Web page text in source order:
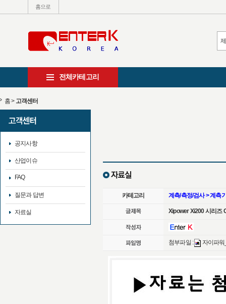
홈으로
전체카테고리
홈> 고객센터
공지사항
산업이슈
FAQ
질문과 답변
자료실
카테고리 계측/측정/검사 > 계측
Xipower Xi200 시리즈
첨부파일 : 자이파